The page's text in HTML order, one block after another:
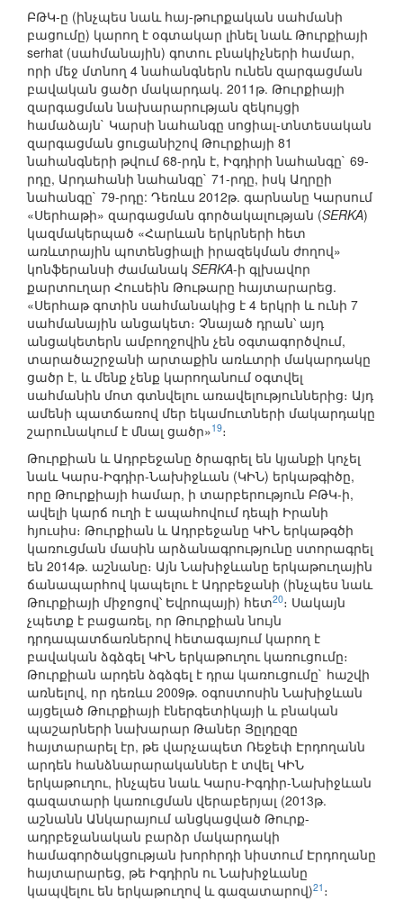
ԲԹԿ-ը (ինչպես նաև հայ-թուրքական սահմանի
բացումը) կարող է օգտակար լինել նաև Թուրքիայի
serhat (սահմանային) գոտու բնակիչների համար,
որի մեջ մտնող 4 նահանգներն ունեն զարգացման
բավական ցածր մակարդակ. 2011թ. Թուրքիայի
զարգացման նախարարության զեկույցի
համաձայն` Կարսի նահանգը սոցիալ-տնտեսական
զարգացման ցուցանիշով Թուրքիայի 81
նահանգների թվում 68-րդն է, Իգդիրի նահանգը` 69-
րդը, Արդահանի նահանգը` 71-րդը, իսկ Աղրըի
նահանգը` 79-րդը: Դեռևս 2012թ. գարնանը Կարսում
«Սերհաթի» զարգացման գործակալության (SERKA)
կազմակերպած «Հարևան երկրների հետ
առևտրային պոտենցիալի իրազեկման ժողով»
կոնֆերանսի ժամանակ SERKA-ի գլխավոր
քարտուղար Հուսեին Թութարը հայտարարեց.
«Սերհաթ գոտին սահմանակից է 4 երկրի և ունի 7
սահմանային անցակետ։ Չնայած դրան՝ այդ
անցակետերն ամբողջովին չեն օգտագործվում,
տարածաշրջանի արտաքին առևտրի մակարդակը
ցածր է, և մենք չենք կարողանում օգտվել
սահմանին մոտ գտնվելու առավելություններից։ Այդ
ամենի պատճառով մեր եկամուտների մակարդակը
շարունակում է մնալ ցածր»19։
Թուրքիան և Ադրբեջանը ծրագրել են կյանքի կոչել
նաև Կարս-Իգդիր-Նախիջևան (ԿԻՆ) երկաթգիծը,
որը Թուրքիայի համար, ի տարբերություն ԲԹԿ-ի,
ավելի կարճ ուղի է ապահովում դեպի Իրանի
հյուսիս։ Թուրքիան և Ադրբեջանը ԿԻՆ երկաթգծի
կառուցման մասին արձանագրությունը ստորագրել
են 2014թ. աշնանը։ Այն Նախիջևանը երկաթուղային
ճանապարհով կապելու է Ադրբեջանի (ինչպես նաև
Թուրքիայի միջոցով՝ Եվրոպայի) հետ20։ Սակայն
չպետք է բացառել, որ Թուրքիան նույն
դրդապատճառներով հետագայում կարող է
բավական ձգձգել ԿԻՆ երկաթուղու կառուցումը։
Թուրքիան արդեն ձգձգել է դրա կառուցումը` հաշվի
առնելով, որ դեռևս 2009թ. օգոստոսին Նախիջևան
այցելած Թուրքիայի էներգետիկայի և բնական
պաշարների նախարար Թաներ Յըլդըզը
հայտարարել էր, թե վարչապետ Ռեջեփ Էրդողանն
արդեն հանձնարարականներ է տվել ԿԻՆ
երկաթուղու, ինչպես նաև Կարս-Իգդիր-Նախիջևան
գազատարի կառուցման վերաբերյալ (2013թ.
աշնանն Անկարայում անցկացված Թուրք-
ադրբեջանական բարձր մակարդակի
համագործակցության խորհրդի նիստում Էրդողանը
հայտարարեց, թե Իգդիրն ու Նախիջևանը
կապվելու են երկաթուղով և գազատարով)21 ։